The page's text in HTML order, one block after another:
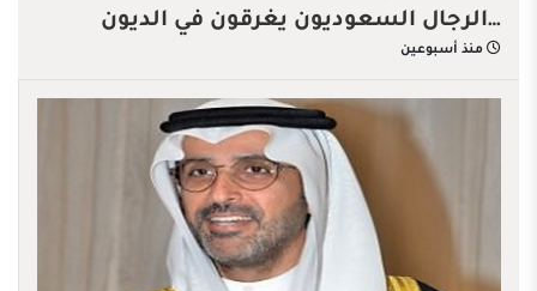
…الرجال السعوديون يغرقون في الديون
منذ أسبوعين